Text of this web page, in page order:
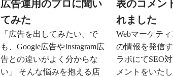
広告運用のプロに聞い
てみた
「広告を出してみたい。で
も、Google広告やInstagram広
告との違いがよく分からな
い」 そんな悩みを抱える店
表のコメン
れました
Webマーケテ
の情報を発信
ラボにてSEO
メントをいたし